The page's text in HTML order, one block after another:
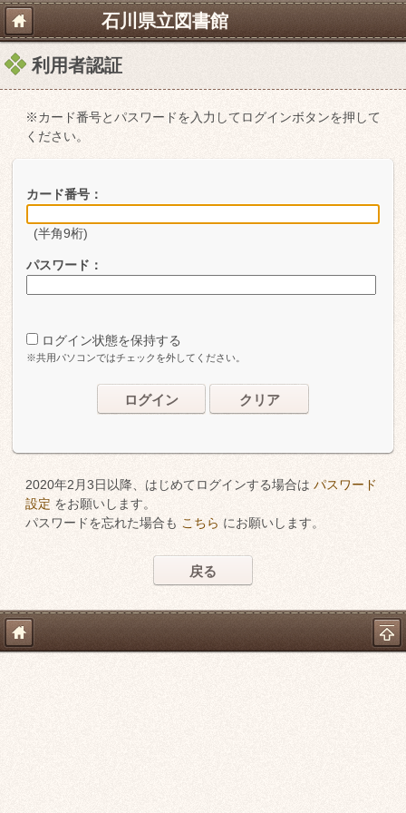
石川県立図書館
利用者認証
※カード番号とパスワードを入力してログインボタンを押して
ください。
カード番号：
(半角9桁)
パスワード：
ログイン状態を保持する
※共用パソコンではチェックを外してください。
ログイン クリア
2020年2月3日以降、はじめてログインする場合は パスワード
設定 をお願いします。
パスワードを忘れた場合も こちら にお願いします。
戻る